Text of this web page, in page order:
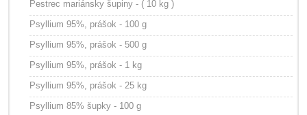
Pestrec mariánsky šupiny - ( 10 kg )
Psyllium 95%, prášok - 100 g
Psyllium 95%, prášok - 500 g
Psyllium 95%, prášok - 1 kg
Psyllium 95%, prášok - 25 kg
Psyllium 85% šupky - 100 g